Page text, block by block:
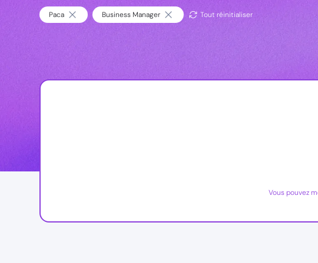
Paca Business Manager Tout réinitialiser
Vous pouvez